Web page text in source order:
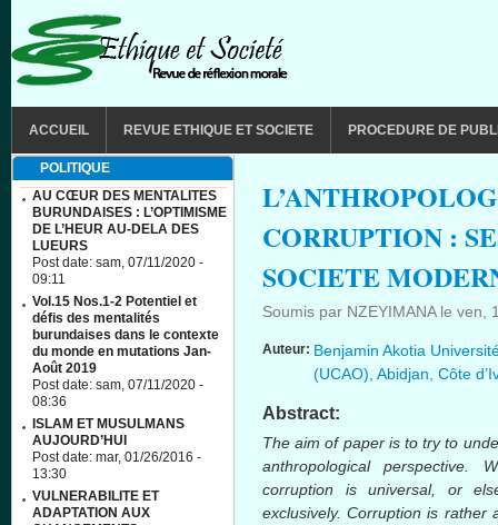
ACCUEIL REVUE ETHIQUE ET SOCIETE PROCEDURE DE
CORRUPTION :
SOCIETE
Soumis par NZEYIMANAle ven,
Auteur: Benjamin Akotia
(UCAO), Abidjan, Côte
Abstract:
The aim of paper is to try to
anthropological
corruption is universal, or
exclusively. Corruption is rather
POLITIQUE
AU CŒUR DES MENTALITES
BURUNDAISES : L’OPTIMISME
DE L’HEUR AU-DELA DES
LUEURS
Post date: sam, 07/11/2020 -
09:11
Vol.15 Nos.1-2 Potentiel et
défis des mentalités
burundaises dans le contexte
du monde en mutations Jan-
Août 2019
Post date: sam, 07/11/2020 -
08:36
ISLAM ET MUSULMANS
AUJOURD’HUI
Post date: mar, 01/26/2016 -
13:30
VULNERABILITE ET
ADAPTATION AUX